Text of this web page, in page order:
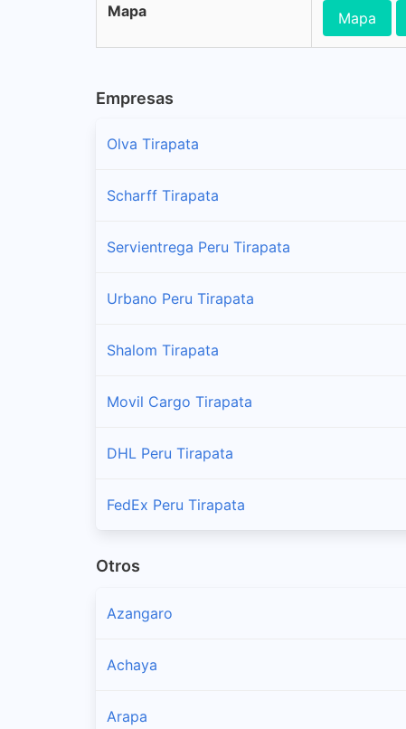
Mapa Mapa
Empresas
Olva Tirapata
Scharff Tirapata
Servientrega Peru Tirapata
Urbano Peru Tirapata
Shalom Tirapata
Movil Cargo Tirapata
DHL Peru Tirapata
FedEx Peru Tirapata
Otros
Azangaro
Achaya
Arapa